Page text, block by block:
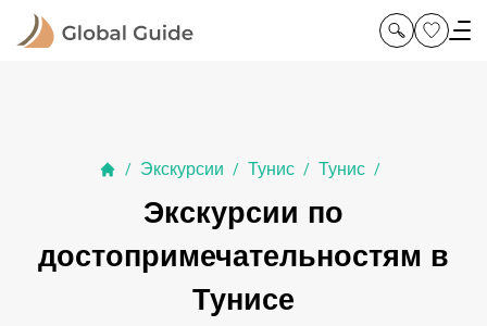
/ Экскурсии / Тунис / Тунис /
Экскурсии по
достопримечательностям в
Тунисе